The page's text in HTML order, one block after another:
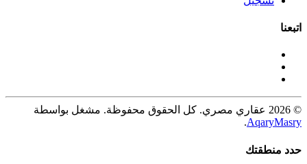
اتبعنا
© 2026 عقاري مصري. كل الحقوق محفوظة. مشغل بواسطة
AqaryMasry
.
حدد منطقتك